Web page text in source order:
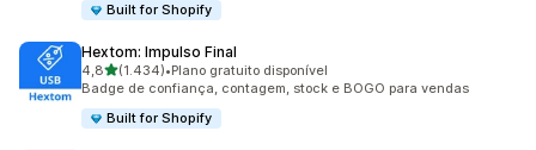
Built for Shopify
Hextom: Impulso Final
4,8de 5 estrelas
(1.434)
1434 total de avaliações
•Plano gratuito disponível
Badge de confiança, contagem, stock e BOGO para vendas
Built for Shopify